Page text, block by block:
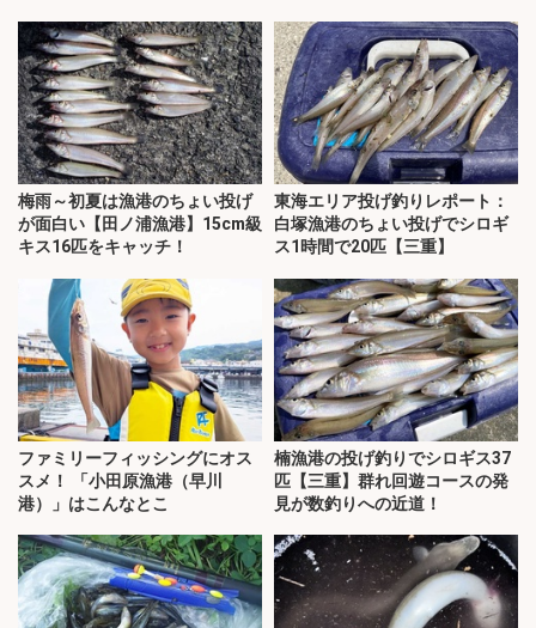
梅雨～初夏は漁港のちょい投げ
が面白い【田ノ浦漁港】15cm級
キス16匹をキャッチ！
東海エリア投げ釣りレポート：
白塚漁港のちょい投げでシロギ
ス1時間で20匹【三重】
ファミリーフィッシングにオス
スメ！ 「小田原漁港（早川
港）」はこんなとこ
楠漁港の投げ釣りでシロギス37
匹【三重】群れ回遊コースの発
見が数釣りへの近道！